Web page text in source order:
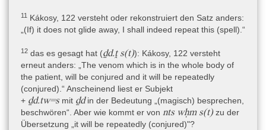
Sprüche sind überwiegend gegen das Gift von Schlangen und
Skorpionen gerichtet, der sog. Spruch B soll denjenigen, der auf
- auf der Brust: zwei oder drei Sprüche, um das Herz des
Patienten zu stärken und um zu verhindern, dass Gift in das Herz
eindringt und es verzehrt. Der erste Spruch ist auch von einer
anderen Heilstatue bekannt, der oder die Nachfolgenden nicht.
- auf dem Gürtel: Spruch gegen Schlangengift (bislang keine
Textparallele).
11 Kákosy, 122 versteht oder rekonstruiert den Satz anders:
„(If) it does not glide away, I shall indeed repeat this (spell).“
12 das es gesagt hat (ḏd.ṱ s(t)): Kákosy, 122 versteht
erneut anders: „The venom which is in the whole body of
the patient, will be conjured and it will be repeatedly
(conjured).“ Anscheinend liest er Subjekt
+ ḏd.tw=smit ḏdin der Bedeutung „(magisch) besprechen,
beschwören“. Aber wie kommt er von nts wḥm s(t)zu der
Übersetzung „it will be repeatedly (conjured)"?